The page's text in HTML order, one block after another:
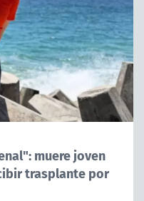
muere joven
trasplante por